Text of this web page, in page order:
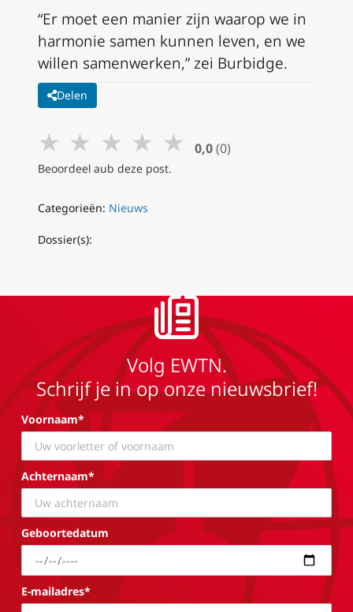
“Er moet een manier zijn waarop we in
harmonie samen kunnen leven, en we
willen samenwerken,” zei Burbidge.
Delen
★ ★ ★ ★ ★ 0,0 (0)
Beoordeel aub deze post.
Categorieën: Nieuws
Dossier(s):
Volg EWTN.
Schrijf je in op onze nieuwsbrief!
Voornaam*
Achternaam*
Geboortedatum
E-mailadres*